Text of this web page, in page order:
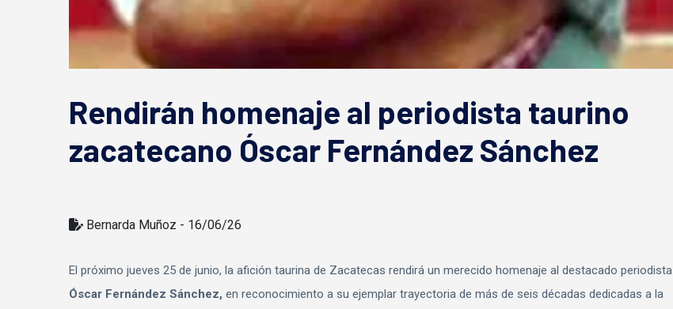
Rendirán homenaje al periodista taurino
zacatecano Óscar Fernández Sánchez
Bernarda Muñoz - 16/06/26
El próximo jueves 25 de junio, la afición taurina de Zacatecas rendirá un merecido homenaje al destacado periodista
Óscar Fernández Sánchez, en reconocimiento a su ejemplar trayectoria de más de seis décadas dedicadas a la